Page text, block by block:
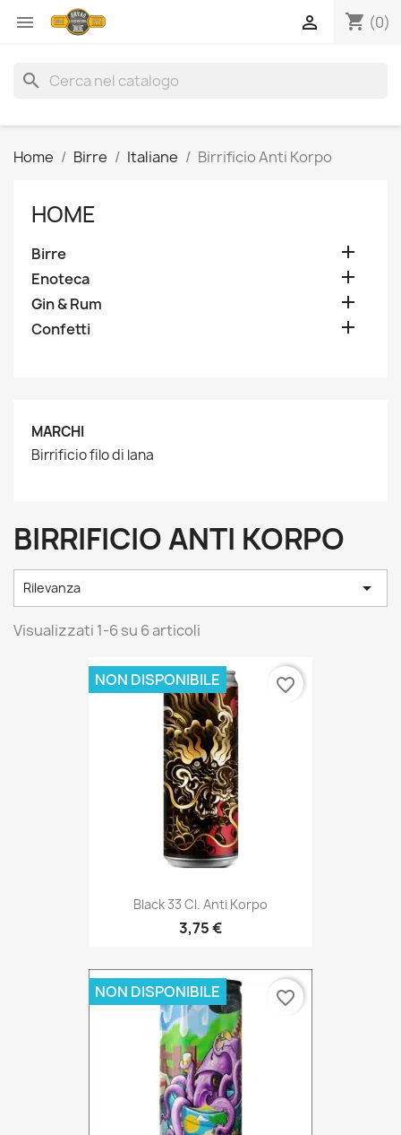
 shopping_cart (0)

search
Home Birre Italiane Birrificio Anti Korpo
HOME
Birre 
Enoteca 
Gin & Rum 
Confetti 
MARCHI
Birrificio filo di lana
BIRRIFICIO ANTI KORPO
Rilevanza 
Visualizzati 1-6 su 6 articoli
Black 33 Cl. Anti Korpo
3,75 €
NON DISPONIBILE favorite_border
NON DISPONIBILE favorite_border